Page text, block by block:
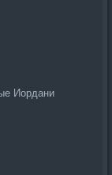
Иордани